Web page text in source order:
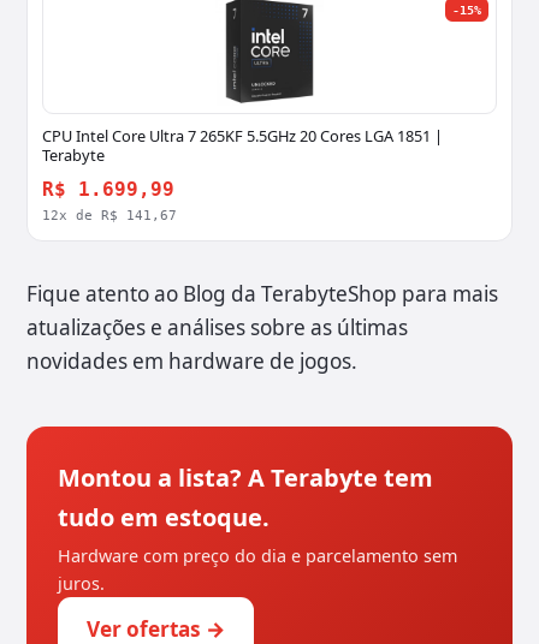
-15%
CPU Intel Core Ultra 7 265KF 5.5GHz 20 Cores LGA 1851 |
Terabyte
R$ 1.699,99
12x de R$ 141,67
Fique atento ao Blog da TerabyteShop para mais
atualizações e análises sobre as últimas
novidades em hardware de jogos.
Montou a lista? A Terabyte tem
tudo em estoque.
Hardware com preço do dia e parcelamento sem
juros.
Ver ofertas →